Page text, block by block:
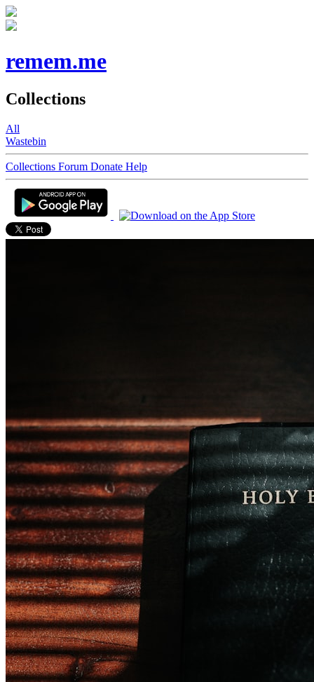
remem.me
Collections
All
Wastebin
Collections Forum Donate Help